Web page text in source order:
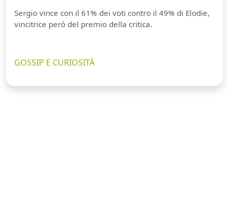
Sergio vince con il 61% dei voti contro il 49% di Elodie,
vincitrice però del premio della critica.
GOSSIP E CURIOSITÀ